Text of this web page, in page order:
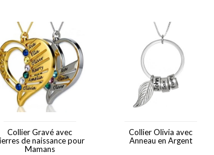
Collier Gravé avec
de naissance pour
Mamans
Collier Olivia avec
Anneau en Argent